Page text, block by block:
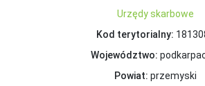
Urzędy skarbowe
Kod terytorialny:
Województwo:
Powiat: przemyski